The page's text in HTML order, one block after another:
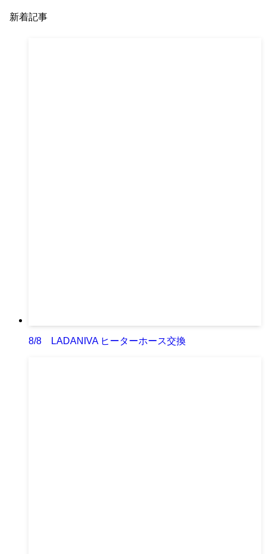
新着記事
8/8 LADANIVA ヒーターホース交換